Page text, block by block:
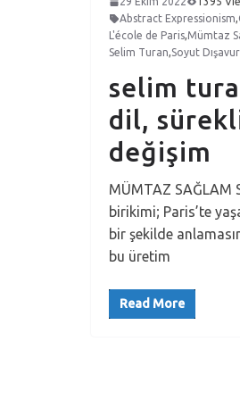
Abstract Expressionism,
L'école de Paris,Mümtaz
Selim Turan,Soyut
selim
dil,
değişim
MÜMTAZ SAĞLAM
birikimi; Paris’te
bir şekilde
bu üretim
Read More